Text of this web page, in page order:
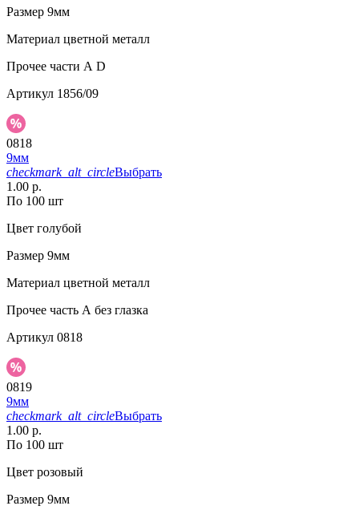
Размер 9мм
Материал цветной металл
Прочее части А D
Артикул 1856/09
0818
9мм
checkmark_alt_circleВыбрать
1.00 р.
По 100 шт
Цвет голубой
Размер 9мм
Материал цветной металл
Прочее часть А без глазка
Артикул 0818
0819
9мм
checkmark_alt_circleВыбрать
1.00 р.
По 100 шт
Цвет розовый
Размер 9мм